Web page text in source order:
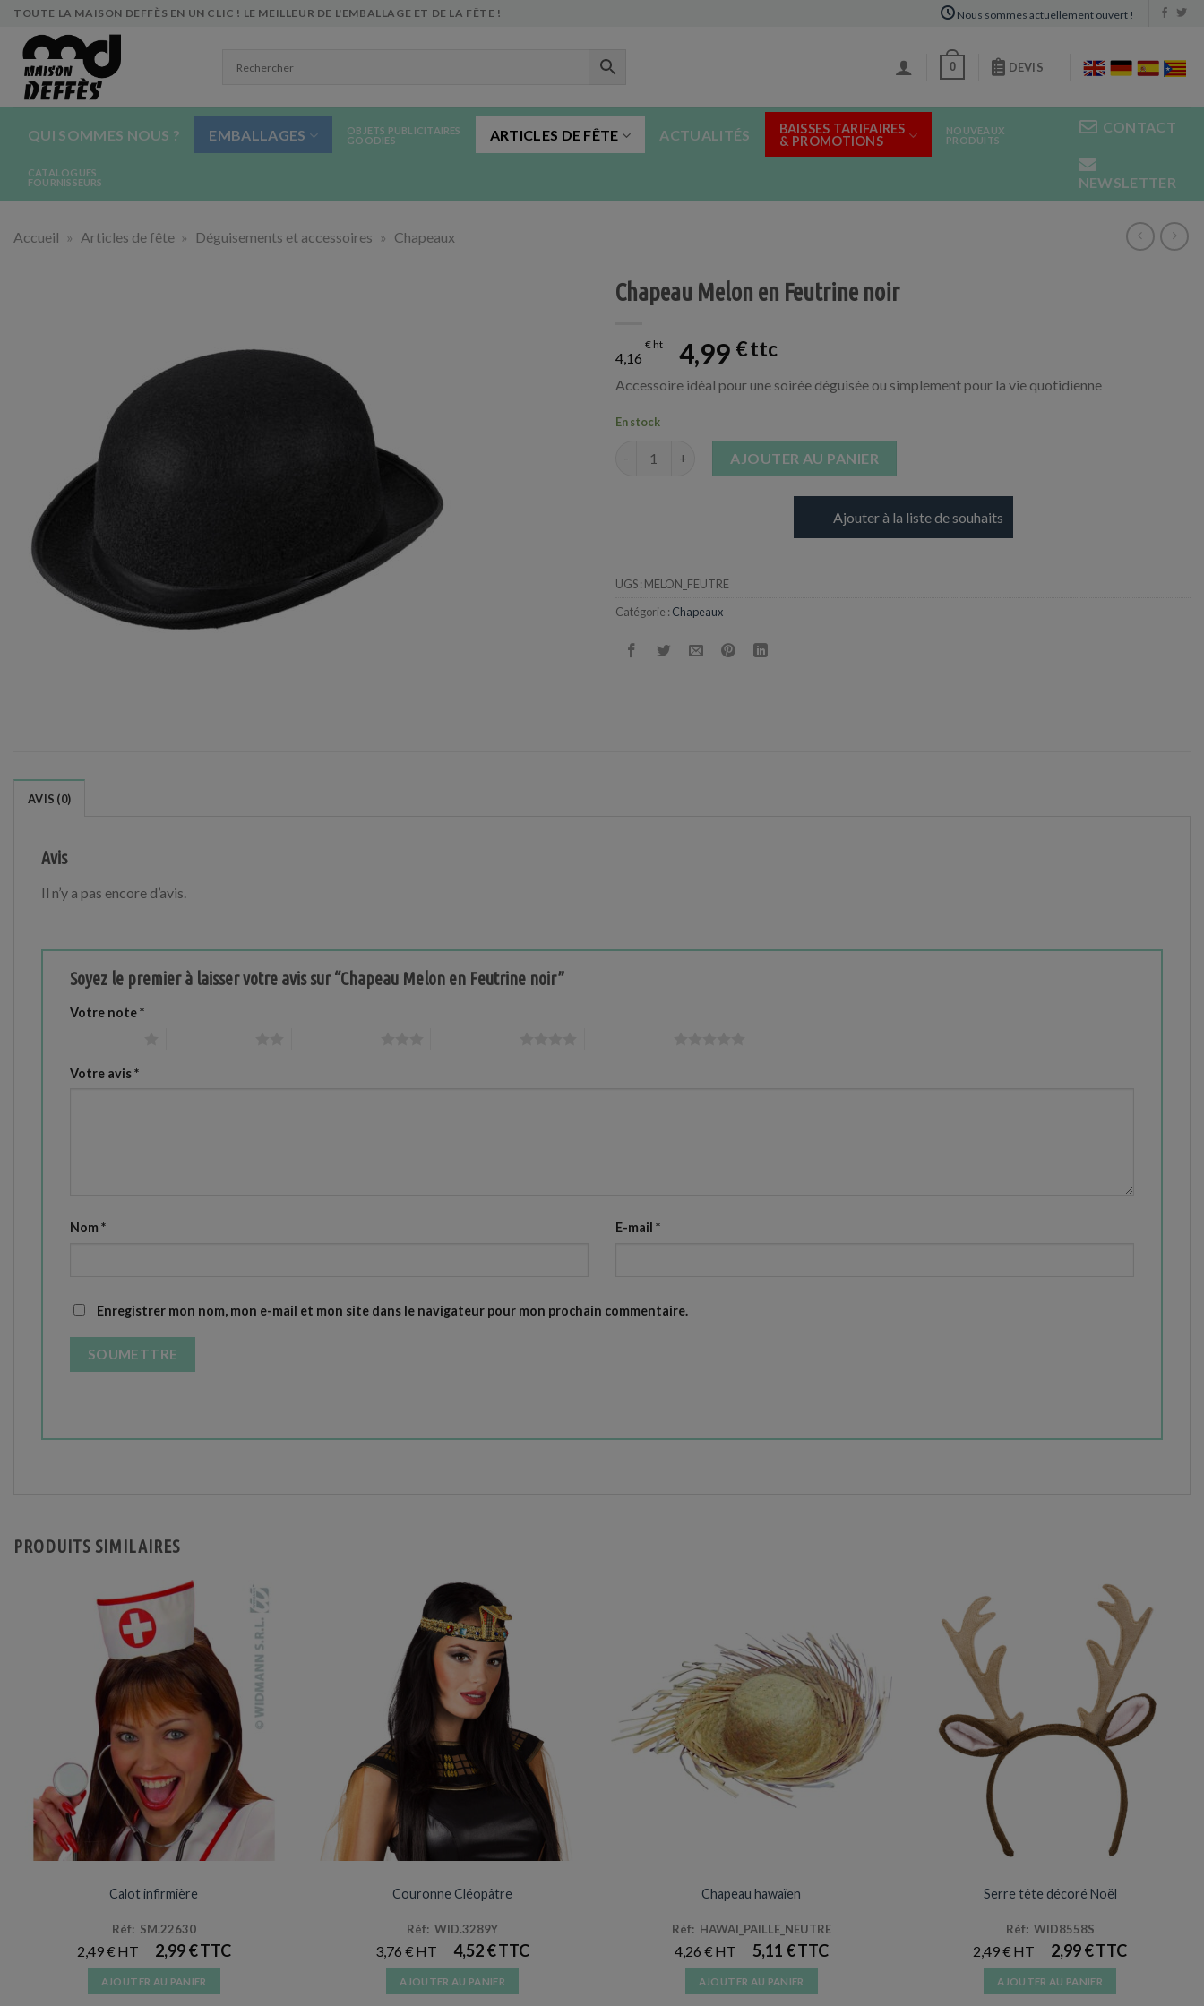
Skip
content
TOUTE LA MAISON DEFFÈS EN UN CLIC ! LE MEILLEUR DE L'EMBALLAGE ET DE LA FÊTE ! Nous sommes actuellement ouvert !
0 DEVIS
QUI SOMMES NOUS ? EMBALLAGES
OBJETS PUBLICITAIRES
GOODIES
ARTICLES DE FÊTE ACTUALITÉS
BAISSES TARIFAIRES
& PROMOTIONS
NOUVEAUX
PRODUITS
CATALOGUES
FOURNISSEURS
CONTACT
NEWSLETTER
Accueil » Articles de fête » Déguisements et accessoires » Chapeaux
Chapeau Melon en Feutrine noir
4,16
€ 4,99 €
Accessoire idéal pour une soirée déguisée ou simplement pour la vie quotidienne
En stock
AJOUTER AU PANIER
Ajouter à la liste de souhaits
UGS : MELON_FEUTRE
Catégorie : Chapeaux
AVIS (0)
Avis
Il n’y a pas encore d’avis.
Soyez le premier à laisser votre avis sur “Chapeau Melon en Feutrine noir”
Votre note*
Votre avis*
Nom * E-mail *
Enregistrer mon nom, mon e-mail et mon site dans le navigateur pour mon prochain commentaire.
PRODUITS SIMILAIRES
Calot infirmière
Réf: SM.22630
2,49€ 2,99€
AJOUTER AU PANIER
Couronne Cléopâtre
Réf: WID.3289Y
3,76€ 4,52€
AJOUTER AU PANIER
Chapeau hawaïen
Réf: HAWAI_PAILLE_NEUTRE
4,26 € 5,11 €
AJOUTER AU PANIER
Serre tête décoré Noël
Réf: WID8558S
2,49€ 2,99€
AJOUTER AU PANIER